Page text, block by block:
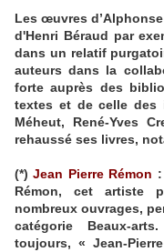
Les œuvres
d'Henri Béraud par
dans un relatif
auteurs dans la
forte auprès des
textes et de celle des
Méheut, René-Yves
rehaussé ses livres,
(*)Jean Pierre Rémon
Rémon, cet artiste
nombreux ouvrages,
catégorie Beaux-
toujours, « Jean-